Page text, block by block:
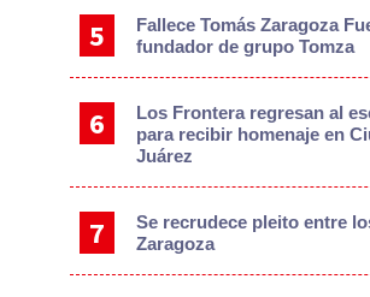
Fallece Tomás Zaragoza
fundador de grupo Tomza
Los Frontera regresan al
para recibir homenaje en
Juárez
Se recrudece pleito entre
Zaragoza